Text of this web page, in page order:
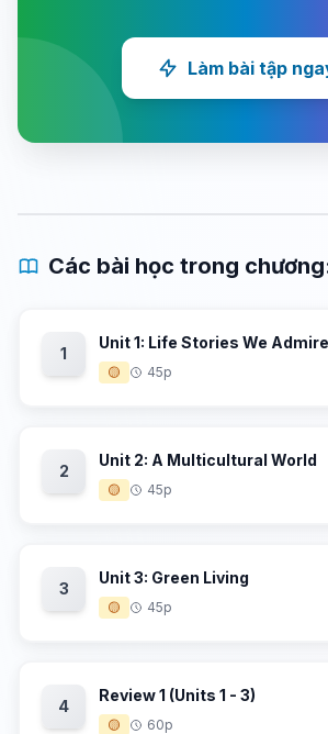
Làm bài tập
Các bài học trong
1
Unit 1: Life Stories We Admire
🟡 45p
2
Unit 2: A Multicultural World
🟡 45p
3
Unit 3: Green Living
🟡 45p
4
Review 1 (Units 1 - 3)
🟡 60p